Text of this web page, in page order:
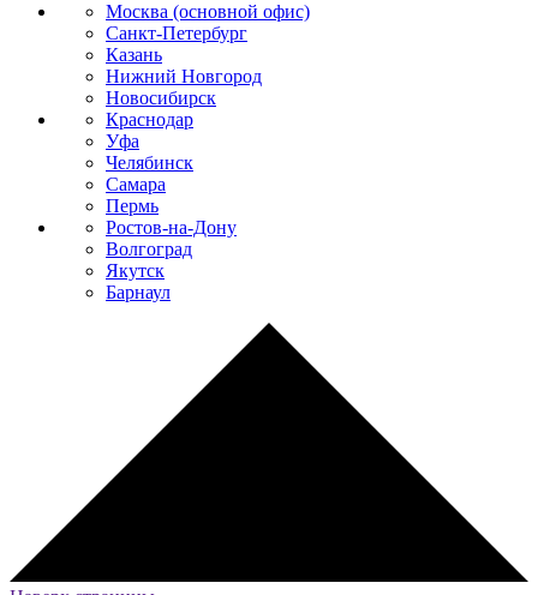
Москва (основной офис)
Санкт-Петербург
Казань
Нижний Новгород
Новосибирск
Краснодар
Уфа
Челябинск
Самара
Пермь
Ростов-на-Дону
Волгоград
Якутск
Барнаул